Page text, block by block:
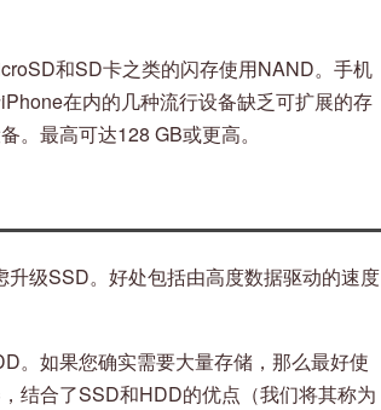
和SD卡之类的闪存使用NAND。手机
在内的几种流行设备缺乏可扩展的存
。最高可达128 GB或更高。
级SSD。好处包括由高度数据驱动的速度
。如果您确实需要大量存储，那么最好使
结合了SSD和HDD的优点（我们将其称为